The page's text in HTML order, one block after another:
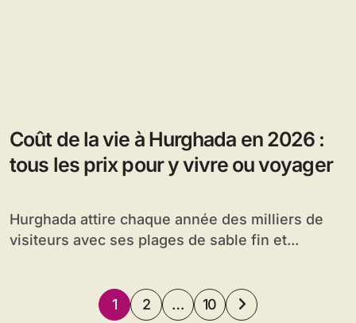
Coût de la vie à Hurghada en 2026 :
tous les prix pour y vivre ou voyager
Hurghada attire chaque année des milliers de
visiteurs avec ses plages de sable fin et...
Pagination
1 2 … 10